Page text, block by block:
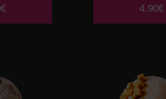
4.90€